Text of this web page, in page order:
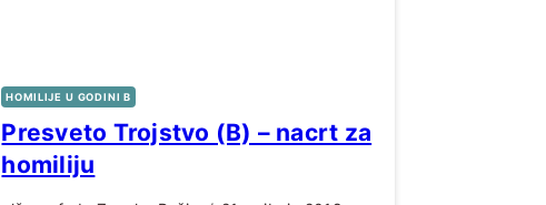
HOMILIJE U GODINI B
Presveto Trojstvo (B) – nacrt za
homiliju